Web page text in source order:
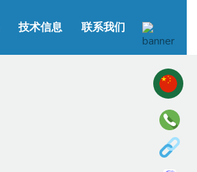
技术信息 联系我们